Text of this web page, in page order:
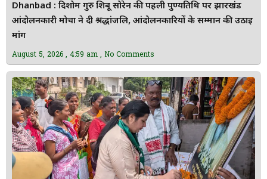
Dhanbad : दिशोम गुरु शिबू सोरेन की पहली पुण्यतिथि पर झारखंड
आंदोलनकारी मोर्चा ने दी श्रद्धांजलि, आंदोलनकारियों के सम्मान की उठाई
मांग
August 5, 2026 4:59 am No Comments